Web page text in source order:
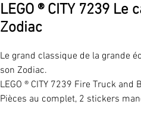
LEGO ® CITY 7239
Zodiac
Le grand classique de la grande
son Zodiac.
LEGO ® CITY 7239 Fire Truck and
Pièces au complet, 2 stickers